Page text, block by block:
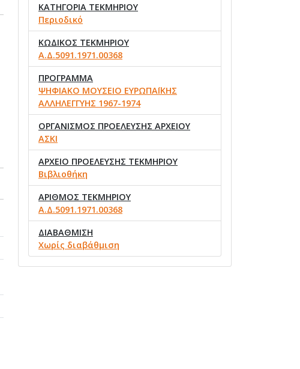
ΚΑΤΗΓΟΡΙΑ ΤΕΚΜΗΡΙΟΥ
Περιοδικό
ΚΩΔΙΚΟΣ ΤΕΚΜΗΡΙΟΥ
Α.Δ.5091.1971.00368
ΠΡΟΓΡΑΜΜΑ
ΨΗΦΙΑΚΟ ΜΟΥΣΕΙΟ ΕΥΡΩΠΑΪΚΗΣ
ΑΛΛΗΛΕΓΓΥΗΣ 1967-1974
ΟΡΓΑΝΙΣΜΟΣ ΠΡΟΕΛΕΥΣΗΣ ΑΡΧΕΙΟΥ
ΑΣΚΙ
ΑΡΧΕΙΟ ΠΡΟΕΛΕΥΣΗΣ ΤΕΚΜΗΡΙΟΥ
Βιβλιοθήκη
ΑΡΙΘΜΟΣ ΤΕΚΜΗΡΙΟΥ
Α.Δ.5091.1971.00368
ΔΙΑΒΑΘΜΙΣΗ
Χωρίς διαβάθμιση